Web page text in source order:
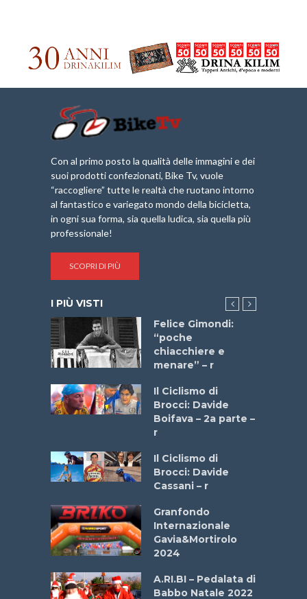
Con al primo posto la qualità delle immagini e dei
suoi prodotti confezionati, Bike Tv, vuole
“raccogliere” tutte le realtà che ruotano intorno
al fantastico e variegato mondo della bicicletta,
in ogni sua forma, sia quella ludica, sia quella più
professionale!
SCOPRI DI PIÙ
I PIÙ VISTI
Felice Gimondi:
“poche
chiacchiere e
menare” – r
Il Ciclismo di
Brocci: Davide
Boifava – 2a parte –
r
Il Ciclismo di
Brocci: Davide
Cassani – r
Granfondo
Internazionale
Gavia&Mortirolo
2024
A.RI.BI – Pedalata di
Babbo Natale 2022